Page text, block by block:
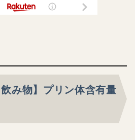
飲み物】プリン体含有量